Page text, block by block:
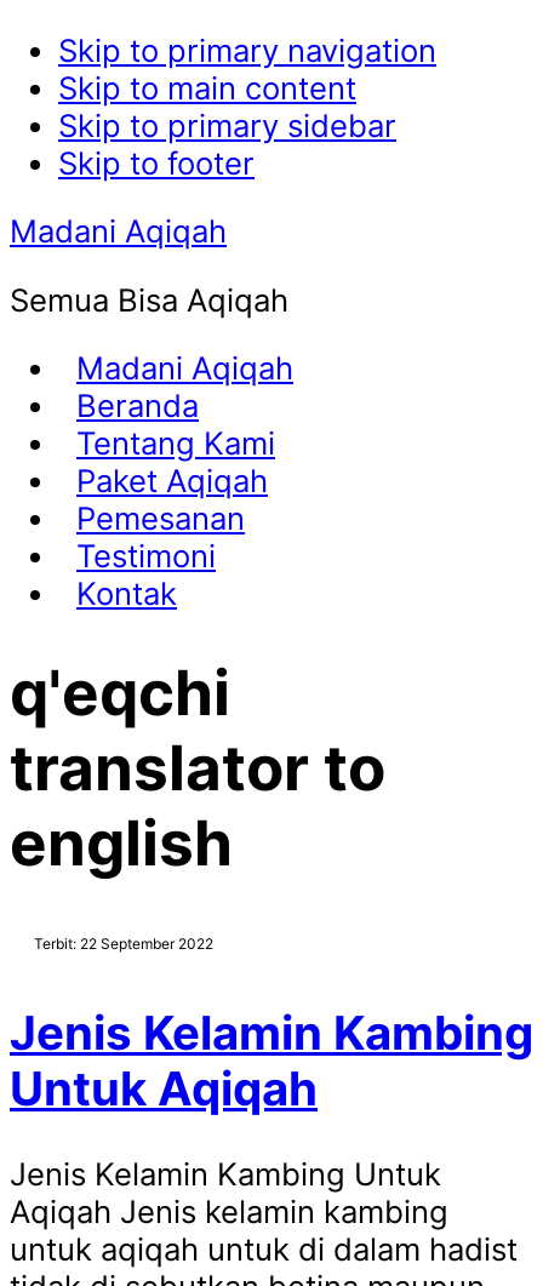
Skip to primary navigation
Skip to main content
Skip to primary sidebar
Skip to footer
Madani Aqiqah
Semua Bisa Aqiqah
Madani Aqiqah
Beranda
Tentang Kami
Paket Aqiqah
Pemesanan
Testimoni
Kontak
q'eqchi
translator to
english
Terbit: 22 September 2022
Jenis Kelamin Kambing
Untuk Aqiqah
Jenis Kelamin Kambing Untuk
Aqiqah Jenis kelamin kambing
untuk aqiqah untuk di dalam hadist